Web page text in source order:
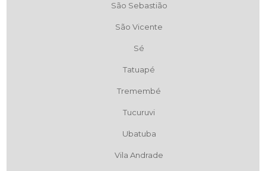
São Sebastião
São Vicente
Sé
Tatuapé
Tremembé
Tucuruvi
Ubatuba
Vila Andrade